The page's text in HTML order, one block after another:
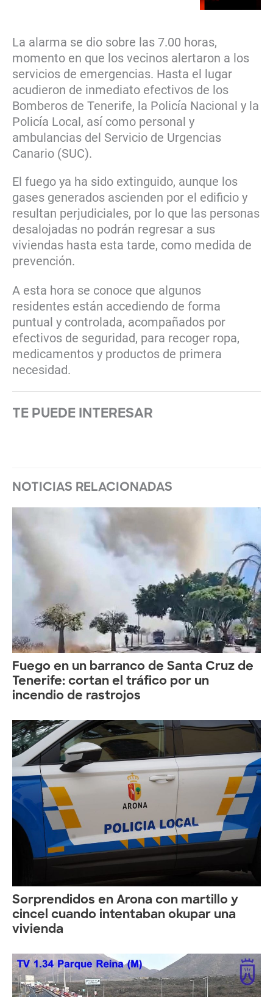
La alarma se dio sobre las 7.00 horas,
momento en que los vecinos alertaron a los
servicios de emergencias. Hasta el lugar
acudieron de inmediato efectivos de los
Bomberos de Tenerife, la Policía Nacional y la
Policía Local, así como personal y
ambulancias del Servicio de Urgencias
Canario (SUC).
El fuego ya ha sido extinguido, aunque los
gases generados ascienden por el edificio y
resultan perjudiciales, por lo que las personas
desalojadas no podrán regresar a sus
viviendas hasta esta tarde, como medida de
prevención.
A esta hora se conoce que algunos
residentes están accediendo de forma
puntual y controlada, acompañados por
efectivos de seguridad, para recoger ropa,
medicamentos y productos de primera
necesidad.
TE PUEDE INTERESAR
NOTICIAS RELACIONADAS
Fuego en un barranco de Santa Cruz de
Tenerife: cortan el tráfico por un
incendio de rastrojos
Sorprendidos en Arona con martillo y
cincel cuando intentaban okupar una
vivienda